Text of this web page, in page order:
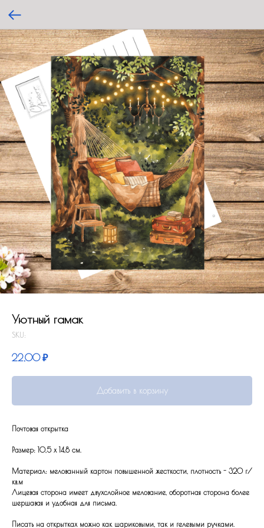
Уютный гамак
SKU:
22,00 ₽
Добавить в корзину
Почтовая открытка
Размер: 10,5 x 14,8 см.
Материал: мелованный картон повышенной жесткости, плотность - 320 г/
кв.м
Лицевая сторона имеет двухслойное мелование, оборотная сторона более
шершавая и удобная для письма.
Писать на открытках можно как шариковыми, так и гелевыми ручками.